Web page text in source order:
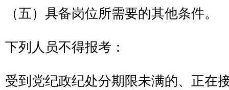
（五）具备岗位所需要的其他条件。
下列人员不得报考：
受到党纪政纪处分期限未满的、正在